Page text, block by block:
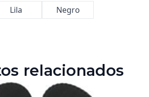
Lila
Negro
relacionados